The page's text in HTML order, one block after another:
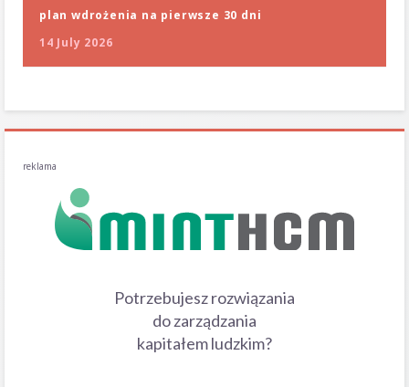
plan wdrożenia na pierwsze 30 dni
14 July 2026
reklama
Potrzebujesz rozwiązania
do zarządzania
kapitałem ludzkim?